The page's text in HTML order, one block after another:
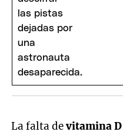
La falta devitamina D